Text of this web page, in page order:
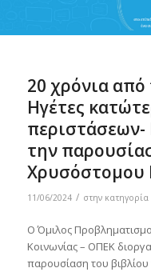
20 χρόνια από
Ηγέτες
την
Χρυσόστομου
11/06/2024 / στην κατηγορία
Ο Όμιλος
Κοινωνίας – OΠΕΚ
παρουσίαση του